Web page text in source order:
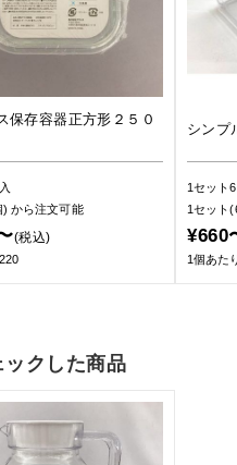
保存容器正方形２５０
) から注文可能
(税込)
シンプ
1セット
1セット
¥660
1個あた
ックした商品